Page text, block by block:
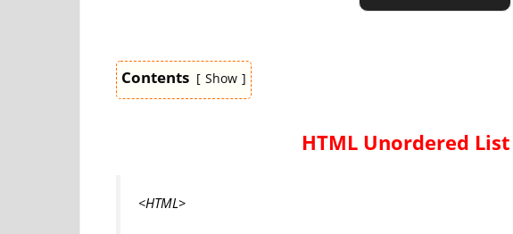
Contents Show
HTML Unordered List
<HTML>